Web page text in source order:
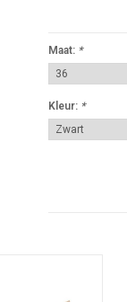
Maat: *
Kleur: *